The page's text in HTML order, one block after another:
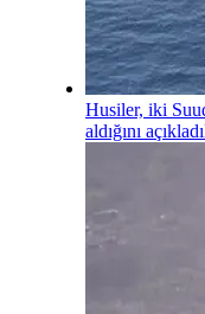
Husiler, iki
aldığını açıkladı